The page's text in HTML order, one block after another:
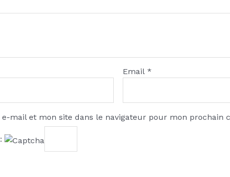
Email*
mail et mon site dans le navigateur pour mon prochain